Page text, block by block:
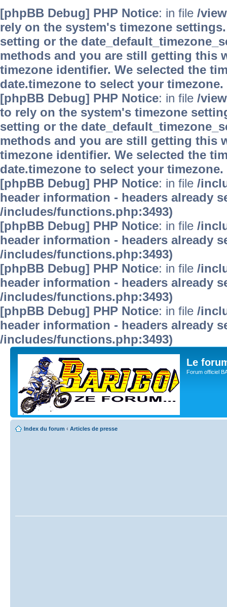
[phpBB Debug] PHP Notice: in file /
rely on the system's timezone
setting or the
methods and you are still getting this
timezone identifier. We selected the
date.timezone to select your timezone.
[phpBB Debug] PHP Notice: in file /
to rely on the system's timezone
setting or the
methods and you are still getting this
timezone identifier. We selected the
date.timezone to select your timezone.
[phpBB Debug] PHP Notice: in file /
header information - headers already
/includes/functions.php:3493)
[phpBB Debug] PHP Notice: in file /
header information - headers already
/includes/functions.php:3493)
[phpBB Debug] PHP Notice: in file /
header information - headers already
/includes/functions.php:3493)
[phpBB Debug] PHP Notice: in file /
header information - headers already
/includes/functions.php:3493)
Le
Forum officiel
Index du forum ‹ Articles de presse